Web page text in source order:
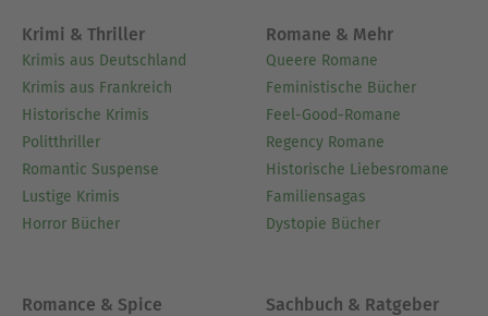
Krimi & Thriller
Krimis aus Deutschland
Krimis aus Frankreich
Historische Krimis
Politthriller
Romantic Suspense
Lustige Krimis
Horror Bücher
Romane & Mehr
Queere Romane
Feministische Bücher
Feel-Good-Romane
Regency Romane
Historische Liebesromane
Familiensagas
Dystopie Bücher
Romance & Spice Sachbuch & Ratgeber